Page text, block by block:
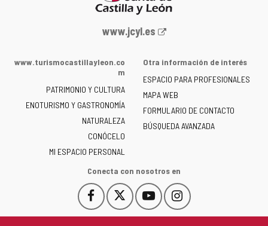
Portal
la
de
Castilla
y
León
-
www.jcyl.es
www.turismocastillayleon.co
m
PATRIMONIO Y CULTURA
ENOTURISMO Y GASTRONOMÍA
NATURALEZA
CONÓCELO
MI ESPACIO PERSONAL
Otra información de interés
ESPACIO PARA PROFESIONALES
MAPA WEB
FORMULARIO DE CONTACTO
BÚSQUEDA AVANZADA
Conecta con nosotros en
Facebook
Este
enlace
Este
enlace
YouTube
Este
enlace
Instagram
Este
enlace